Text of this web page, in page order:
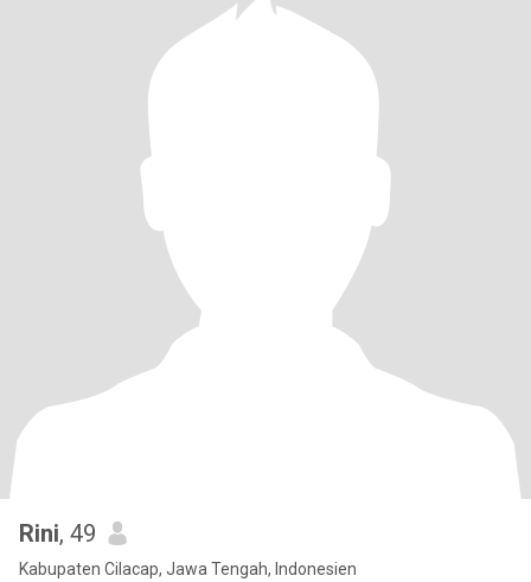
Rini, 49
Kabupaten Cilacap, Jawa Tengah, Indonesien